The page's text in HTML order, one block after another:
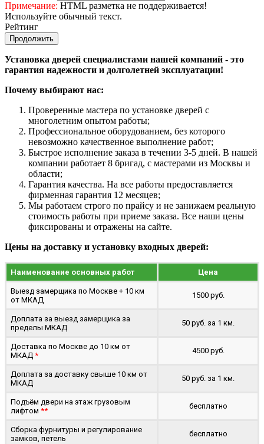
Примечание: HTML разметка не поддерживается!
Используйте обычный текст.
Рейтинг
Продолжить
Установка дверей специалистами нашей компаний - это
гарантия надежности и долголетней эксплуатации!
Почему выбирают нас:
Проверенные мастера по установке дверей с
многолетним опытом работы;
Профессиональное оборудованием, без которого
невозможно качественное выполнение работ;
Быстрое исполнение заказа в течении 3-5 дней. В нашей
компании работает 8 бригад, с мастерами из Москвы и
области;
Гарантия качества. На все работы предоставляется
фирменная гарантия 12 месяцев;
Мы работаем строго по прайсу и не занижаем реальную
стоимость работы при приеме заказа. Все наши цены
фиксированы и отражены на сайте.
Цены на доставку и установку входных дверей:
Наименование основных работ Цена
Выезд замерщика по Москве + 10 км
от МКАД
1500 руб.
Доплата за выезд замерщика за
пределы МКАД
50 руб. за 1 км.
Доставка по Москве до 10 км от
МКАД *
4500 руб.
Доплата за доставку свыше 10 км от
МКАД
50 руб. за 1 км.
Подъём двери на этаж грузовым
лифтом **
бесплатно
Сборка фурнитуры и регулирование
замков, петель
бесплатно